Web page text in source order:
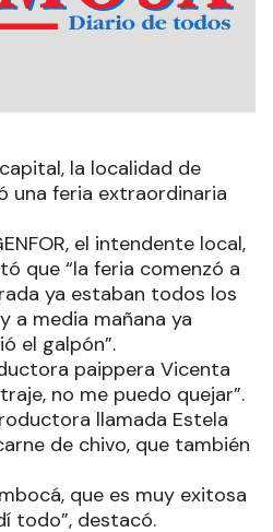
la localidad de
una feria extraordinaria
el intendente local,
que “la feria comenzó a
ya estaban todos los
a media mañana ya
el galpón”.
paippera Vicenta
no me puedo quejar”.
llamada Estela
de chivo, que también
que es muy exitosa
todo”, destacó.